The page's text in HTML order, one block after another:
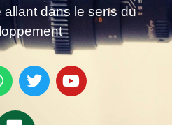
dans le sens du